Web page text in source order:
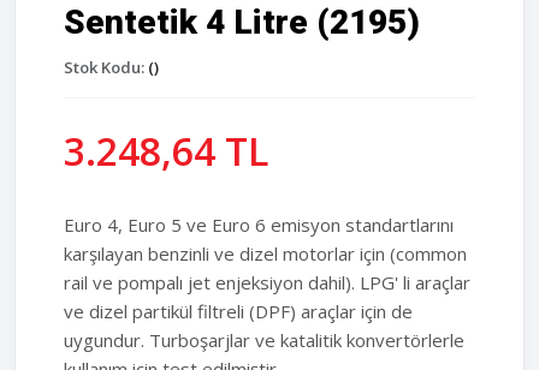
Sentetik 4 Litre (2195)
Stok Kodu: ()
3.248,64 TL
Euro 4, Euro 5 ve Euro 6 emisyon standartlarını
karşılayan benzinli ve dizel motorlar için (common
rail ve pompalı jet enjeksiyon dahil). LPG' li araçlar
ve dizel partikül filtreli (DPF) araçlar için de
uygundur. Turboşarjlar ve katalitik konvertörlerle